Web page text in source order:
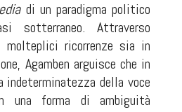
di un paradigma politico
sotterraneo. Attraverso
molteplici ricorrenze sia in
Agamben arguisce che in
indeterminatezza della voce
forma di ambiguità